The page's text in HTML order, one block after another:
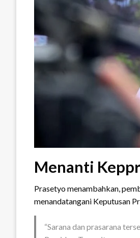
Menanti
Prasetyo menambahkan,
menandatangani Keputusan
“Sarana dan prasarana